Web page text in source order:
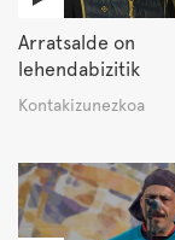
Arratsalde on
lehendabizitik
Kontakizunezkoa